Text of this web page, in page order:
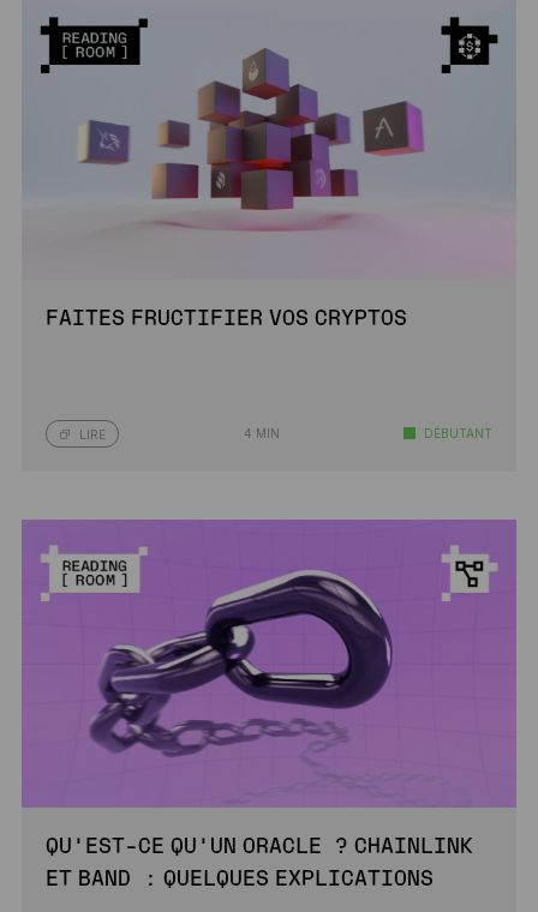
FAITES FRUCTIFIER VOS CRYPTOS
LIRE 4 MIN DÉBUTANT
QU’EST-CE QU’UN ORACLE ? CHAINLINK
ET BAND : QUELQUES EXPLICATIONS